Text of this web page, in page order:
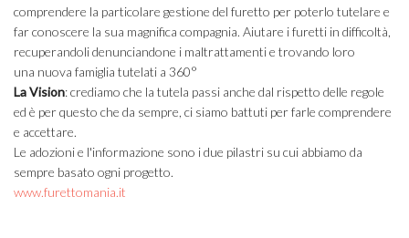
comprendere la particolare gestione del furetto per poterlo tutelare e
far conoscere la sua magnifica compagnia. Aiutare i furetti in difficoltà,
recuperandoli denunciandone i maltrattamenti e trovando loro
una nuova famiglia tutelati a 360°
LaVision: crediamo che la tutela passi anche dal rispetto delle regole
ed è per questo che da sempre, ci siamo battuti per farle comprendere
e accettare.
Le adozioni e l'informazione sono i due pilastri su cui abbiamo da
sempre basato ogni progetto.
www.furettomania.it